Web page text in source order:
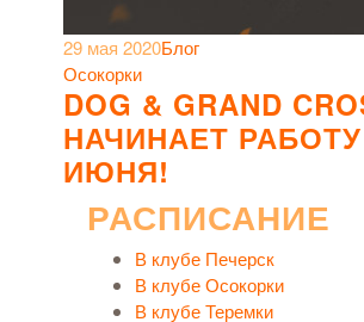
29 мая 2020Блог
Осокорки
DOG & GRAND
НАЧИНАЕТ РАБОТУ
ИЮНЯ!
РАСПИСАНИЕ
В клубе Печерск
В клубе Осокорки
В клубе Теремки